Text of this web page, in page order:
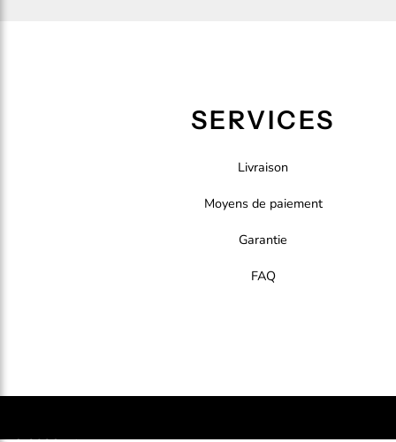
SERVICES
Livraison
Moyens de paiement
Garantie
FAQ